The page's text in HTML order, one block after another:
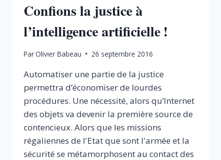
Confions la justice à
l’intelligence artificielle !
ParOlivier Babeau 26 septembre 2016
Automatiser une partie de la justice
permettra d’économiser de lourdes
procédures. Une nécessité, alors qu’Internet
des objets va devenir la première source de
contencieux. Alors que les missions
régaliennes de l'Etat que sont l'armée et la
sécurité se métamorphosent au contact des